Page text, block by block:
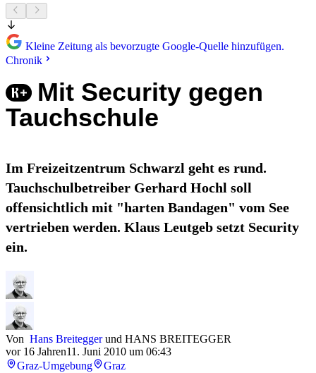
Kleine Zeitung als bevorzugte Google-Quelle hinzufügen.
Chronik
Mit Security gegen
Tauchschule
Im Freizeitzentrum Schwarzl geht es rund.
Tauchschulbetreiber Gerhard Hochl soll
offensichtlich mit "harten Bandagen" vom See
vertrieben werden. Klaus Leutgeb setzt Security
ein.
Von Hans Breiteggerund HANS BREITEGGER
vor 16 Jahren11. Juni 2010 um 06:43
Graz-Umgebung
Graz